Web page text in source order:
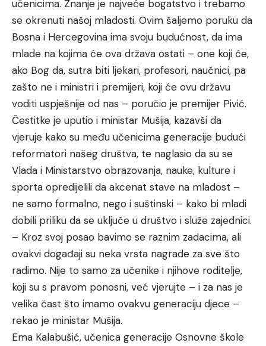
učenicima. Znanje je najveće bogatstvo i trebamo
se okrenuti našoj mladosti. Ovim šaljemo poruku da
Bosna i Hercegovina ima svoju budućnost, da ima
mlade na kojima će ova država ostati – one koji će,
ako Bog da, sutra biti ljekari, profesori, naučnici, pa
zašto ne i ministri i premijeri, koji će ovu državu
voditi uspješnije od nas – poručio je premijer Pivić.
Čestitke je uputio i ministar Mušija, kazavši da
vjeruje kako su među učenicima generacije budući
reformatori našeg društva, te naglasio da su se
Vlada i Ministarstvo obrazovanja, nauke, kulture i
sporta opredijelili da akcenat stave na mladost –
ne samo formalno, nego i suštinski – kako bi mladi
dobili priliku da se uključe u društvo i služe zajednici.
– Kroz svoj posao bavimo se raznim zadacima, ali
ovakvi događaji su neka vrsta nagrade za sve što
radimo. Nije to samo za učenike i njihove roditelje,
koji su s pravom ponosni, već vjerujte – i za nas je
velika čast što imamo ovakvu generaciju djece –
rekao je ministar Mušija.
Ema Kalabušić, učenica generacije Osnovne škole